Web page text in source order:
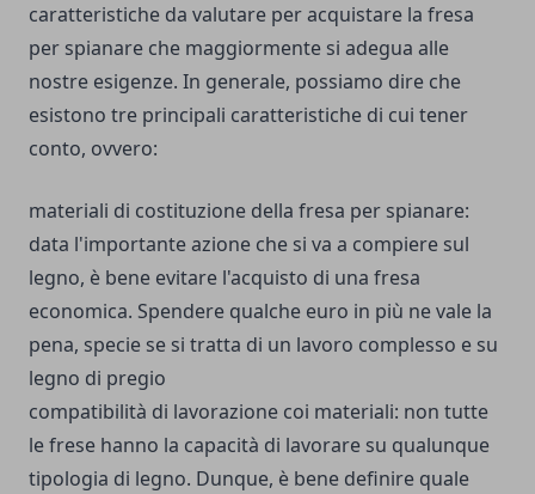
caratteristiche da valutare per acquistare la fresa
per spianare che maggiormente si adegua alle
nostre esigenze. In generale, possiamo dire che
esistono tre principali caratteristiche di cui tener
conto, ovvero:
materiali di costituzione della fresa per spianare:
data l'importante azione che si va a compiere sul
legno, è bene evitare l'acquisto di una fresa
economica. Spendere qualche euro in più ne vale la
pena, specie se si tratta di un lavoro complesso e su
legno di pregio
compatibilità di lavorazione coi materiali: non tutte
le frese hanno la capacità di lavorare su qualunque
tipologia di legno. Dunque, è bene definire quale